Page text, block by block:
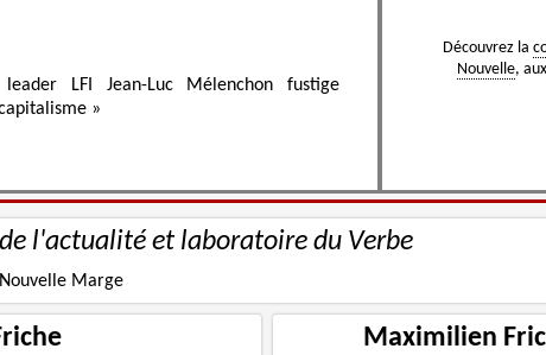
LFI Jean-Luc Mélenchon fustige
»
Découvrez la
Nouvelle, aux
l'actualité et laboratoire du Verbe
Nouvelle Marge
Maximilien